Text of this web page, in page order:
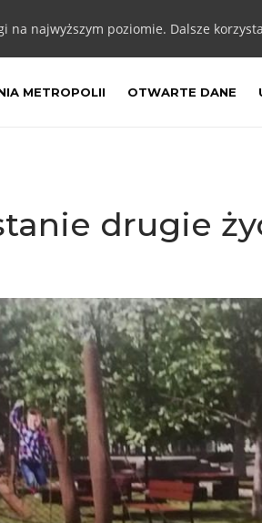
na najwyższym poziomie. Dalsze
METROPOLII OTWARTE DANE
drugie